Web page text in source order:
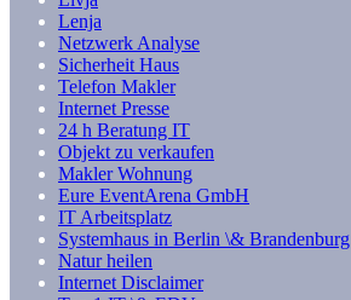
Lenja
Netzwerk Analyse
Sicherheit Haus
Telefon Makler
Internet Presse
24 h Beratung IT
Objekt zu verkaufen
Makler Wohnung
Eure EventArena GmbH
IT Arbeitsplatz
Systemhaus in Berlin \& Brandenburg
Natur heilen
Internet Disclaimer